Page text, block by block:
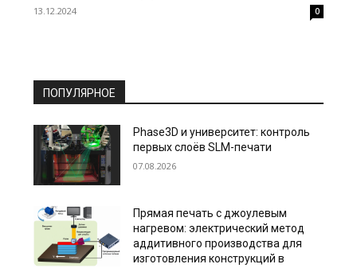
13.12.2024 0
ПОПУЛЯРНОЕ
Phase3D и университет: контроль
первых слоёв SLM-печати
07.08.2026
Прямая печать с джоулевым
нагревом: электрический метод
аддитивного производства для
изготовления конструкций в